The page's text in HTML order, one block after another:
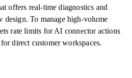
offers real-time diagnostics and
To manage high-volume
rate limits for AI connector actions
direct customer workspaces.